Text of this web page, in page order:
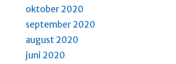
oktober 2020
september 2020
august 2020
juni 2020